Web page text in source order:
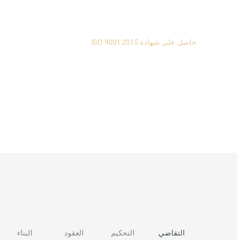
حاصل على شهادة ISO 9001:2015
التقاضي
التحكيم
العقود
البناء